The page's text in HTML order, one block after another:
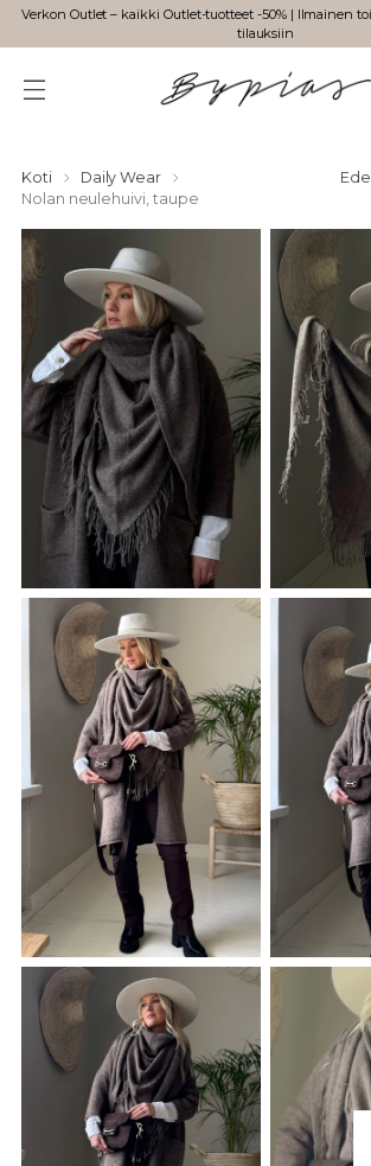
Verkon Outlet – kaikki Outlet-tuotteet -50% | Ilmainen
tilauksiin
Koti
Daily Wear
Nolan neulehuivi, taupe